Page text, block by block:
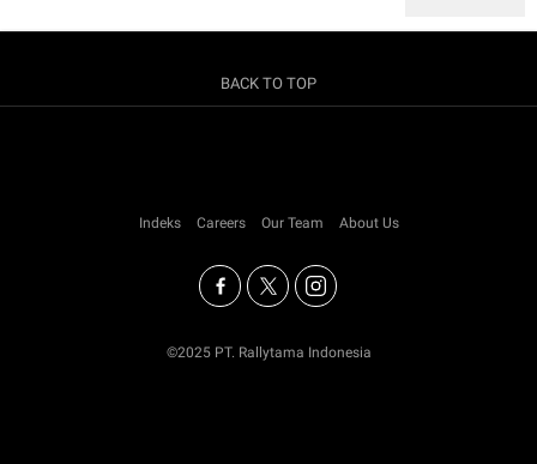
BACK TO TOP
Indeks Careers Our Team About Us
©2025 PT. Rallytama Indonesia